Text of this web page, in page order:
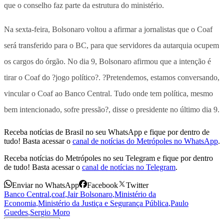
que o conselho faz parte da estrutura do ministério.
Na sexta-feira, Bolsonaro voltou a afirmar a jornalistas que o Coaf
será transferido para o BC, para que servidores da autarquia ocupem
os cargos do órgão. No dia 9, Bolsonaro afirmou que a intenção é
tirar o Coaf do ?jogo político?. ?Pretendemos, estamos conversando,
vincular o Coaf ao Banco Central. Tudo onde tem política, mesmo
bem intencionado, sofre pressão?, disse o presidente no último dia 9.
Receba notícias de Brasil no seu WhatsApp e fique por dentro de
tudo! Basta acessar o canal de notícias do Metrópoles no WhatsApp.
Receba notícias do Metrópoles no seu Telegram e fique por dentro
de tudo! Basta acessar o canal de notícias no Telegram.
Enviar no WhatsApp Facebook
Twitter
Banco Central,coaf,Jair Bolsonaro,Ministério da
Economia,Ministério da Justiça e Segurança Pública,Paulo
Guedes,Sergio Moro